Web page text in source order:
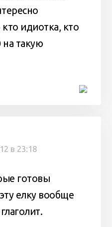
идиотка, кто
на такую
в 23:18
готовы
елку вообще